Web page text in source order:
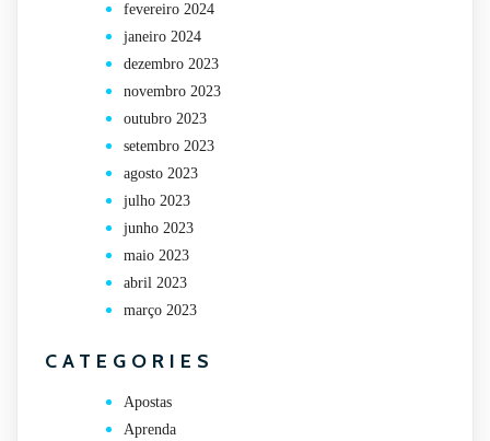
fevereiro 2024
janeiro 2024
dezembro 2023
novembro 2023
outubro 2023
setembro 2023
agosto 2023
julho 2023
junho 2023
maio 2023
abril 2023
março 2023
CATEGORIES
Apostas
Aprenda